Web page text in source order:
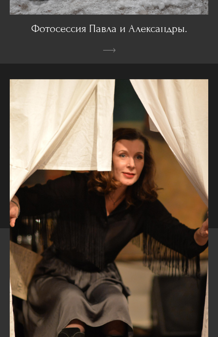
Фотосессия Павла и Александры.